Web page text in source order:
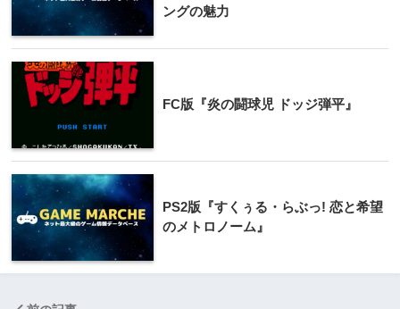
ングの魅力
FC版『炎の闘球児 ドッジ弾平』
PS2版『すくぅる・らぶっ! 恋と希望
のメトロノーム』